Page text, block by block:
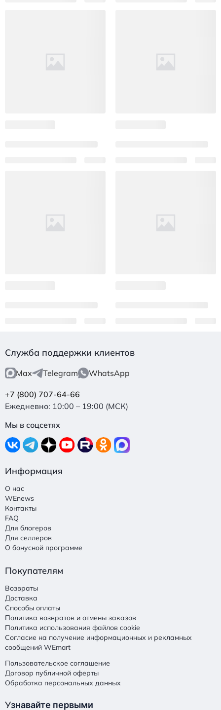
Служба поддержки клиентов
Max Telegram WhatsApp
+7 (800) 707-64-66
Ежедневно: 10:00 – 19:00 (МСК)
Мы в соцсетях
Информация
О нас
WEnews
Контакты
FAQ
Для блогеров
Для селлеров
О бонусной программе
Покупателям
Возвраты
Доставка
Способы оплаты
Политика возвратов и отмены заказов
Политика использования файлов cookie
Согласие на получение информационных и рекламных
сообщений WEmart
Пользовательское соглашение
Договор публичной оферты
Обработка персональных данных
Узнавайте первыми